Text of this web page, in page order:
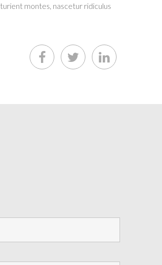
montes, nascetur ridiculus